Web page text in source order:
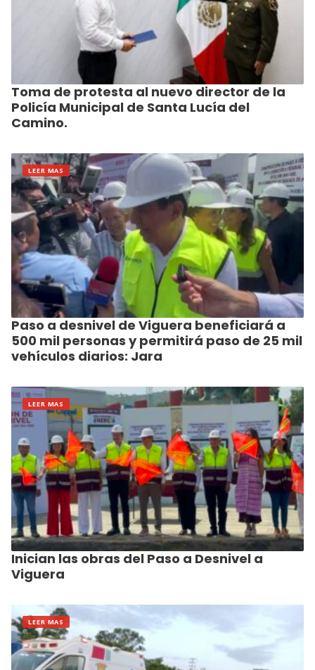
Toma de protesta al nuevo director de la
Policía Municipal de Santa Lucía del
Camino.
LEER MAS
Paso a desnivel de Viguera beneficiará a
500 mil personas y permitirá paso de 25 mil
vehículos diarios: Jara
LEER MAS
Inician las obras del Paso a Desnivel a
Viguera
LEER MAS